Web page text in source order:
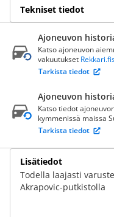
Tekniset tiedot
Ajoneuvon
Katso ajoneuvon
vakuutukset
Tarkista tiedot
Ajoneuvon
Katso tiedot
kymmenissä maissa
Tarkista tiedot
Lisätiedot
Todella laajasti
Akrapovic-putkistolla